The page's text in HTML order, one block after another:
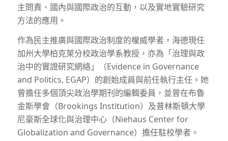
主問責、國內與國際政治的互動，以及實地實驗研究
方法的應用。
作為民主推廣與國際政治制度的權威學者，海德現任
加州大學柏克萊分校政治學系教授，亦為「治理與政
治中的實證研究網絡」（Evidence in Governance
and Politics, EGAP）的創始成員與前任執行主任。她
曾擔任多個頂尖政治學期刊的編輯委員，並曾在布魯
金斯學會（Brookings Institution）及普林斯頓大學
尼豪斯全球化與治理中心（Niehaus Center for
Globalization and Governance）擔任駐校學者。